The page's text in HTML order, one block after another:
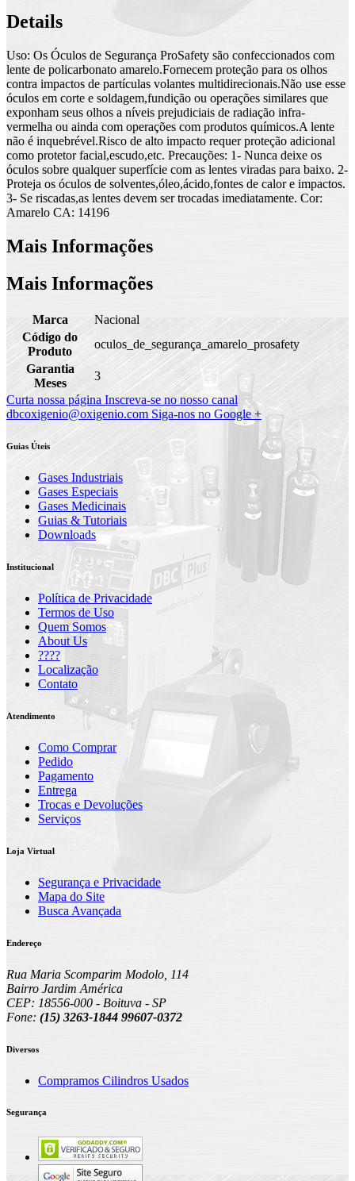
Details
Uso: Os Óculos de Segurança ProSafety são confeccionados com
lente de policarbonato amarelo.Fornecem proteção para os olhos
contra impactos de partículas volantes multidirecionais.Não use esse
óculos em corte e soldagem,fundição ou operações similares que
exponham seus olhos a níveis prejudiciais de radiação infra-
vermelha ou ainda com operações com produtos químicos.A lente
não é inquebrével.Risco de alto impacto requer proteção adicional
como protetor facial,escudo,etc. Precauções: 1- Nunca deixe os
óculos sobre qualquer superfície com as lentes viradas para baixo. 2-
Proteja os óculos de solventes,óleo,ácido,fontes de calor e impactos.
3- Se riscadas,as lentes devem ser trocadas imediatamente. Cor:
Amarelo CA: 14196
Mais Informações
Mais Informações
Marca
Nacional
Código do
Produto
oculos_de_segurança_amarelo_prosafety
Garantia
Meses
3
Curta nossa página Inscreva-se no nosso canal
dbcoxigenio@oxigenio.com Siga-nos no Google +
Guias Úteis
Gases Industriais
Gases Especiais
Gases Medicinais
Guias & Tutoriais
Downloads
Institucional
Política de Privacidade
Termos de Uso
Quem Somos
About Us
????
Localização
Contato
Atendimento
Como Comprar
Pedido
Pagamento
Entrega
Trocas e Devoluções
Serviços
Loja Virtual
Segurança e Privacidade
Mapa do Site
Busca Avançada
Endereço
Rua Maria Scomparim Modolo, 114
Bairro Jardim América
CEP: 18556-000 - Boituva - SP
Fone: (15) 3263-1844 99607-0372
Diversos
Compramos Cilindros Usados
Segurança